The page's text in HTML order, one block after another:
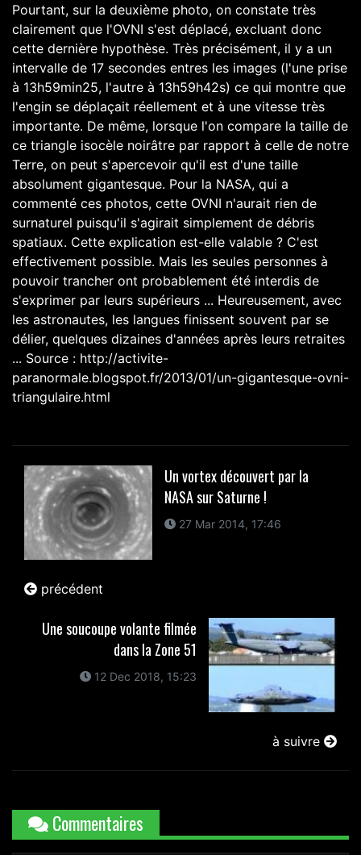
Pourtant, sur la deuxième photo, on constate très
clairement que l'OVNI s'est déplacé, excluant donc
cette dernière hypothèse. Très précisément, il y a un
intervalle de 17 secondes entres les images (l'une prise
à 13h59min25, l'autre à 13h59h42s) ce qui montre que
l'engin se déplaçait réellement et à une vitesse très
importante. De même, lorsque l'on compare la taille de
ce triangle isocèle noirâtre par rapport à celle de notre
Terre, on peut s'apercevoir qu'il est d'une taille
absolument gigantesque. Pour la NASA, qui a
commenté ces photos, cette OVNI n'aurait rien de
surnaturel puisqu'il s'agirait simplement de débris
spatiaux. Cette explication est-elle valable ? C'est
effectivement possible. Mais les seules personnes à
pouvoir trancher ont probablement été interdis de
s'exprimer par leurs supérieurs ... Heureusement, avec
les astronautes, les langues finissent souvent par se
délier, quelques dizaines d'années après leurs retraites
... Source : http://activite-
paranormale.blogspot.fr/2013/01/un-gigantesque-ovni-
triangulaire.html
Un vortex découvert par la
NASA sur Saturne !
27 Mar 2014, 17:46
précédent
Une soucoupe volante filmée
dans la Zone 51
12 Dec 2018, 15:23
à suivre
Commentaires